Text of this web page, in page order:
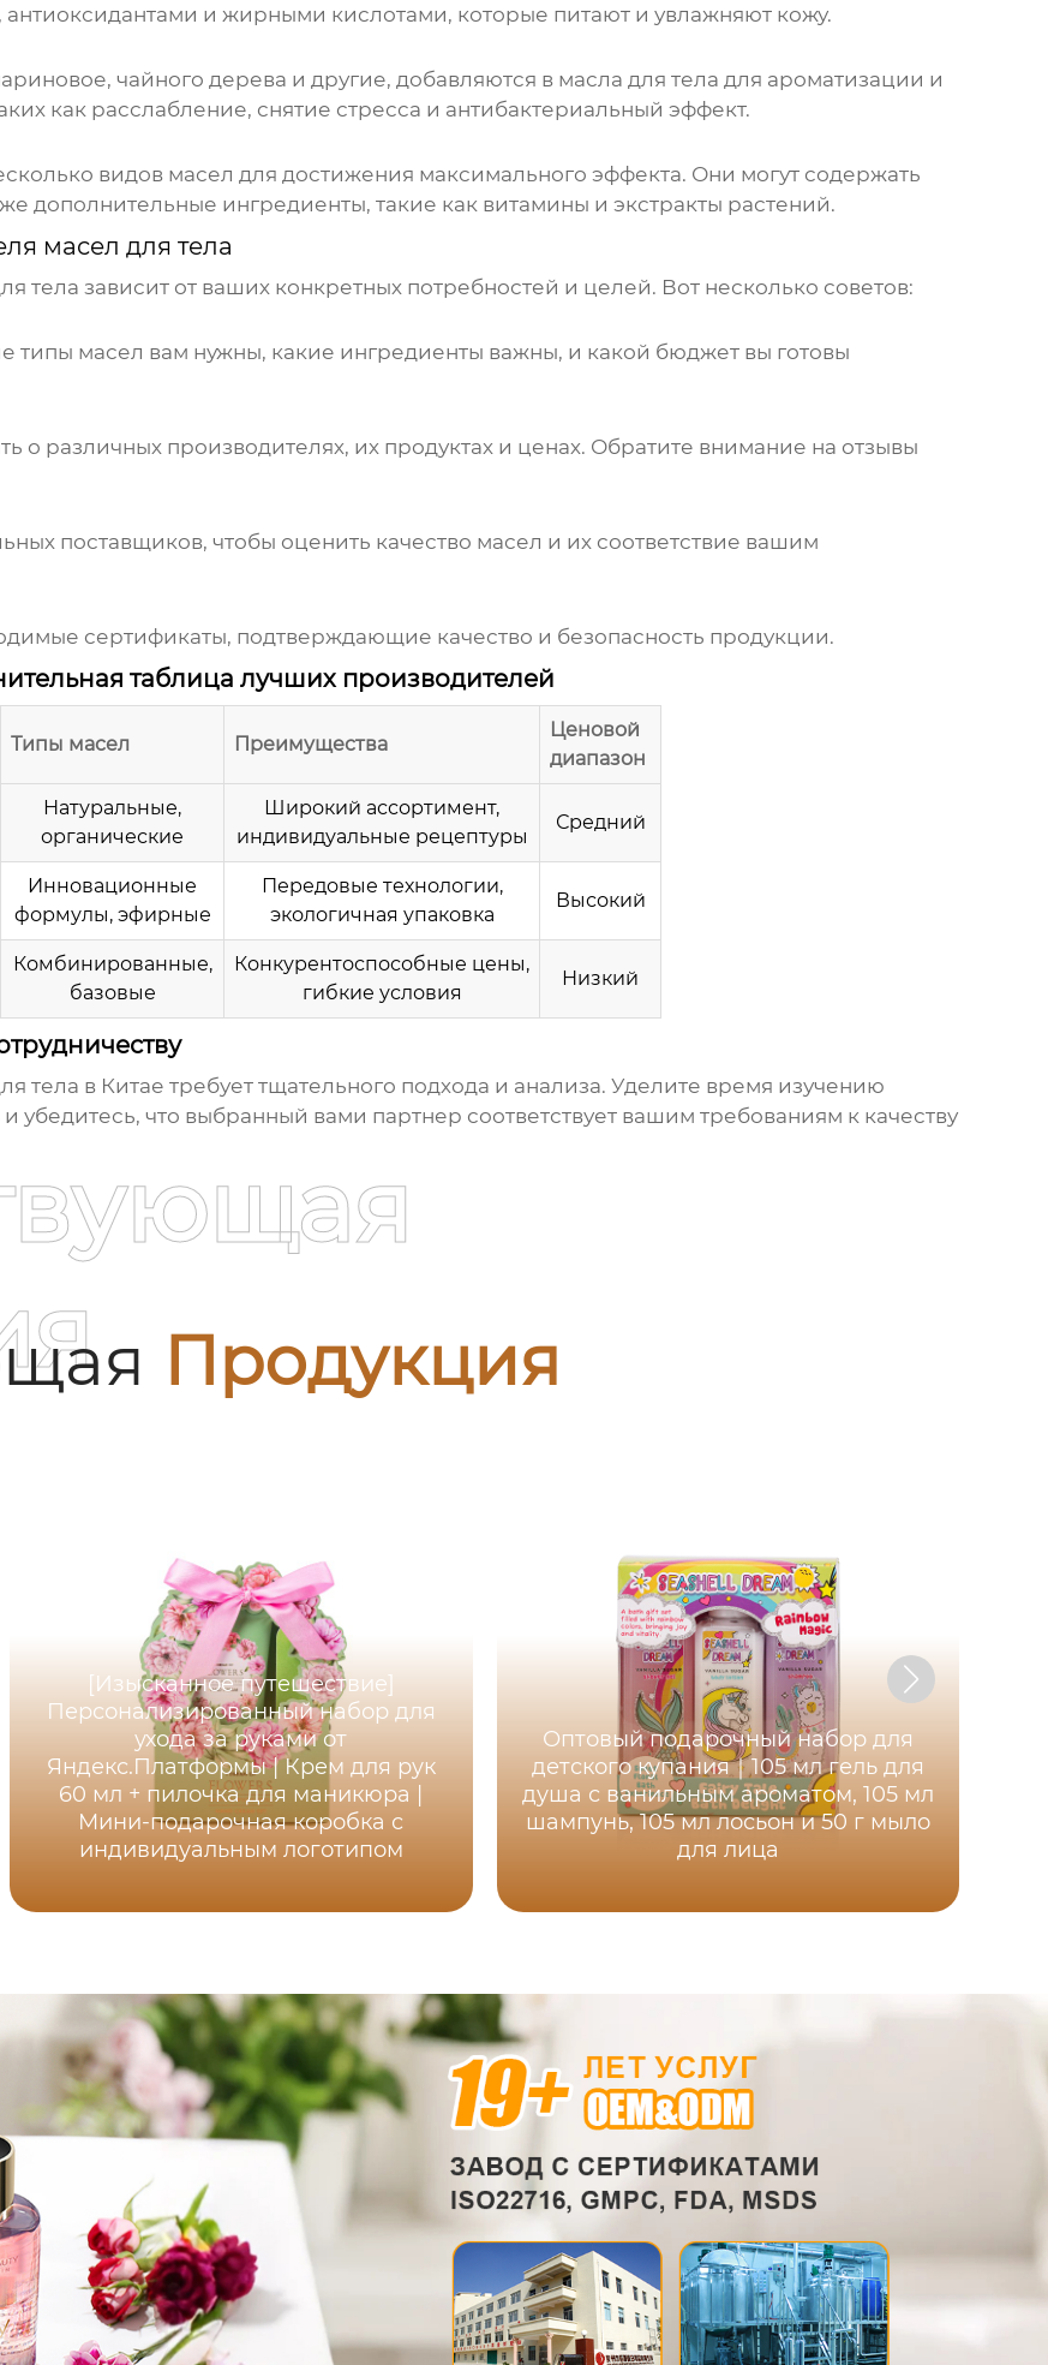
и жирными кислотами, которые питают и увлажняют кожу.
чайного дерева и другие, добавляются в масла для тела для ароматизации и
как расслабление, снятие стресса и антибактериальный эффект.
видов масел для достижения максимального эффекта. Они могут содержать
дополнительные ингредиенты, такие как витамины и экстракты растений.
масел для тела
тела зависит от ваших конкретных потребностей и целей. Вот несколько советов:
типы масел вам нужны, какие ингредиенты важны, и какой бюджет вы готовы
о различных производителях, их продуктах и ценах. Обратите внимание на отзывы
поставщиков, чтобы оценить качество масел и их соответствие вашим
сертификаты, подтверждающие качество и безопасность продукции.
таблица лучших производителей
Типы масел Преимущества
Ценовой
диапазон
Натуральные,
органические
Широкий ассортимент,
индивидуальные рецептуры
Средний
Инновационные
формулы, эфирные
Передовые технологии,
экологичная упаковка
Высокий
Комбинированные,
базовые
Конкурентоспособные цены,
гибкие условия
Низкий
тела в Китае требует тщательного подхода и анализа. Уделите время изучению
что выбранный вами партнер соответствует вашим требованиям к качеству
Продукция
[Изысканное путешествие]
Персонализированный набор для
ухода за руками от
Яндекс.Платформы | Крем для рук
60 мл + пилочка для маникюра |
Мини-подарочная коробка с
индивидуальным логотипом
Оптовый подарочный набор для
детского купания｜105 мл гель для
душа с ванильным ароматом, 105 мл
шампунь, 105 мл лосьон и 50 г мыло
для лица